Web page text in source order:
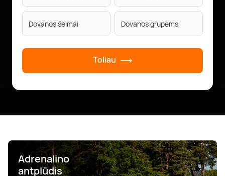
Dovanos šeimai Dovanos grupėms
Toliau
Adrenalino
antplūdis